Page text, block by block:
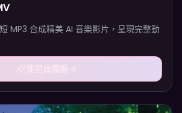
MP3 合成精美 AI 音樂影片，呈現完整動